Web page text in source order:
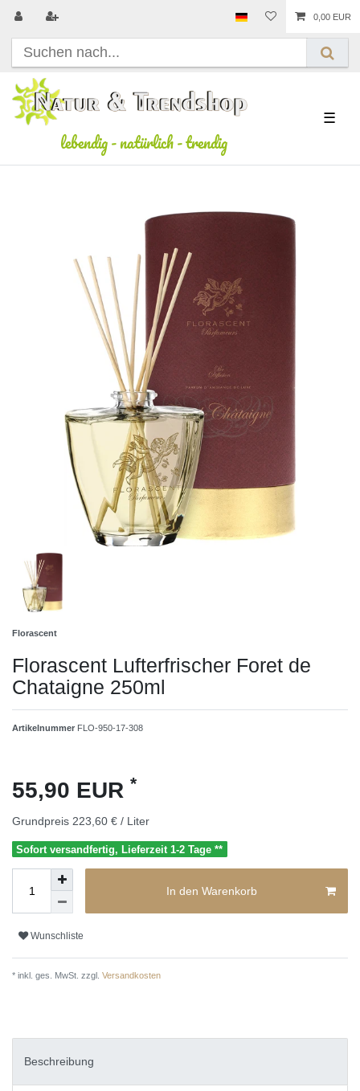
0,00 EUR
lebendig-natürlich-trendig
☰
Florascent
Florascent Lufterfrischer Foret de
Chataigne 250ml
Artikelnummer FLO-950-17-308
55,90 EUR *
Grundpreis 223,60 € / Liter
Sofort versandfertig, Lieferzeit 1-2 Tage **
In den Warenkorb
Wunschliste
* inkl. ges. MwSt. zzgl. Versandkosten
Beschreibung